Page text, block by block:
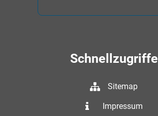
Schnellzugriffe
Sitemap
Impressum